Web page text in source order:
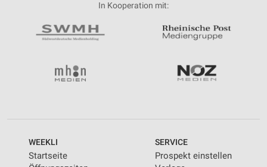
In Kooperation mit:
WEEKLI
Startseite
SERVICE
Prospekt einstellen